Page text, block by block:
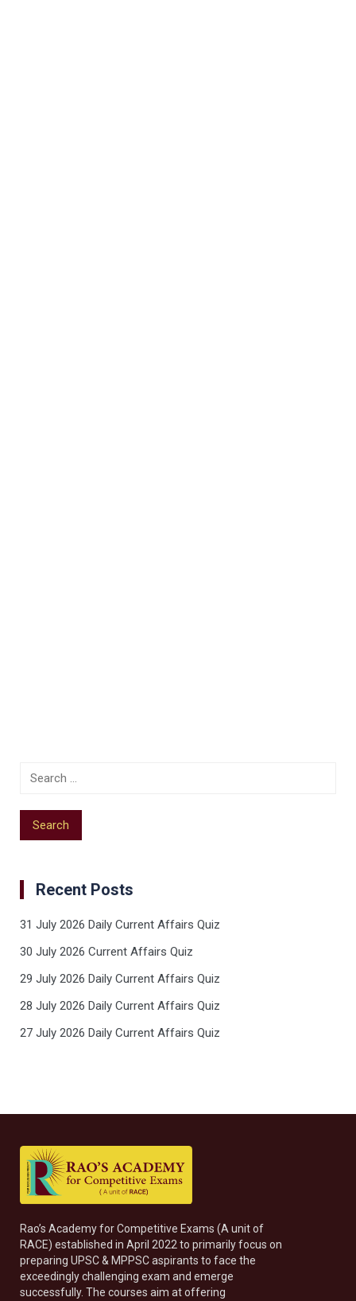
Recent Posts
31 July 2026 Daily Current Affairs Quiz
30 July 2026 Current Affairs Quiz
29 July 2026 Daily Current Affairs Quiz
28 July 2026 Daily Current Affairs Quiz
27 July 2026 Daily Current Affairs Quiz
Rao’s Academy for Competitive Exams (A unit of
RACE) established in April 2022 to primarily focus on
preparing UPSC & MPPSC aspirants to face the
exceedingly challenging exam and emerge
successfully. The courses aim at offering